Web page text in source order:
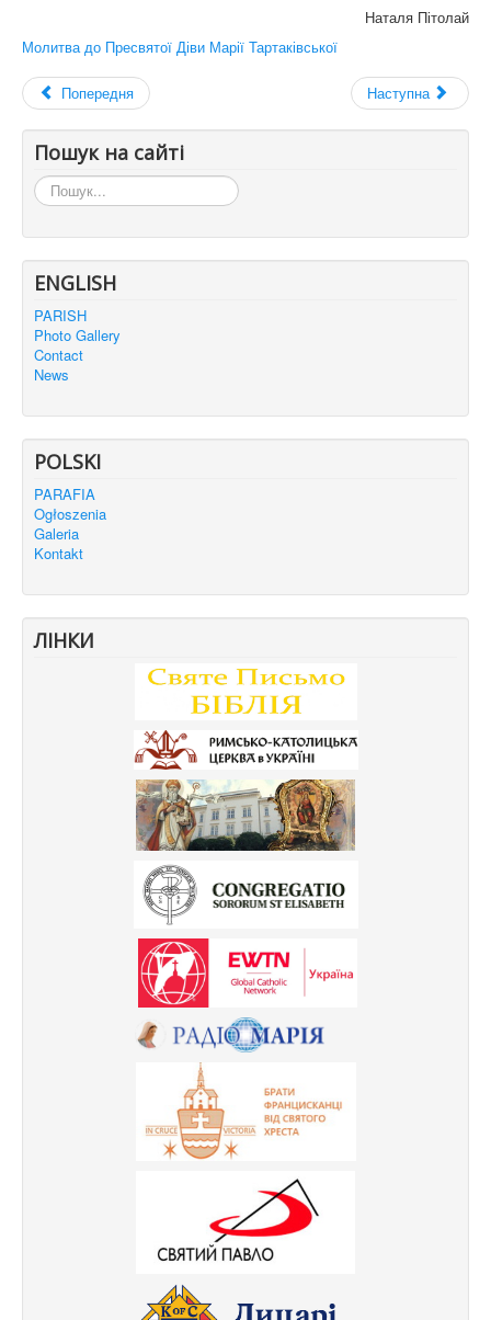
Наталя Пітолай
Молитва до Пресвятої Діви Марії Тартаківської
Попередня Наступна
Пошук на сайті
Пошук...
ENGLISH
PARISH
Photo Gallery
Contact
News
POLSKI
PARAFIA
Ogłoszenia
Galeria
Kontakt
ЛІНКИ